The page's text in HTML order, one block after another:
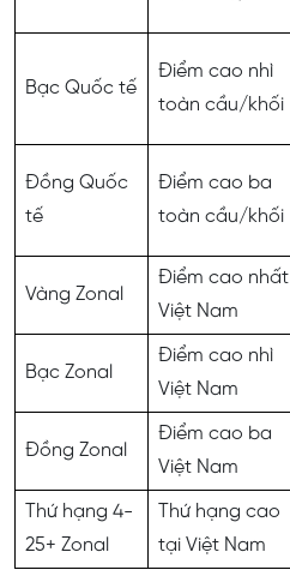
Bạc Quốc tế
Điểm cao nhì
toàn cầu/khối
Đồng Quốc
tế
Điểm cao ba
toàn cầu/khối
Vàng Zonal
Điểm cao nhất
Việt Nam
Bạc Zonal
Điểm cao nhì
Việt Nam
Đồng Zonal
Điểm cao ba
Việt Nam
Thứ hạng 4-
25+ Zonal
Thứ hạng cao
tại Việt Nam